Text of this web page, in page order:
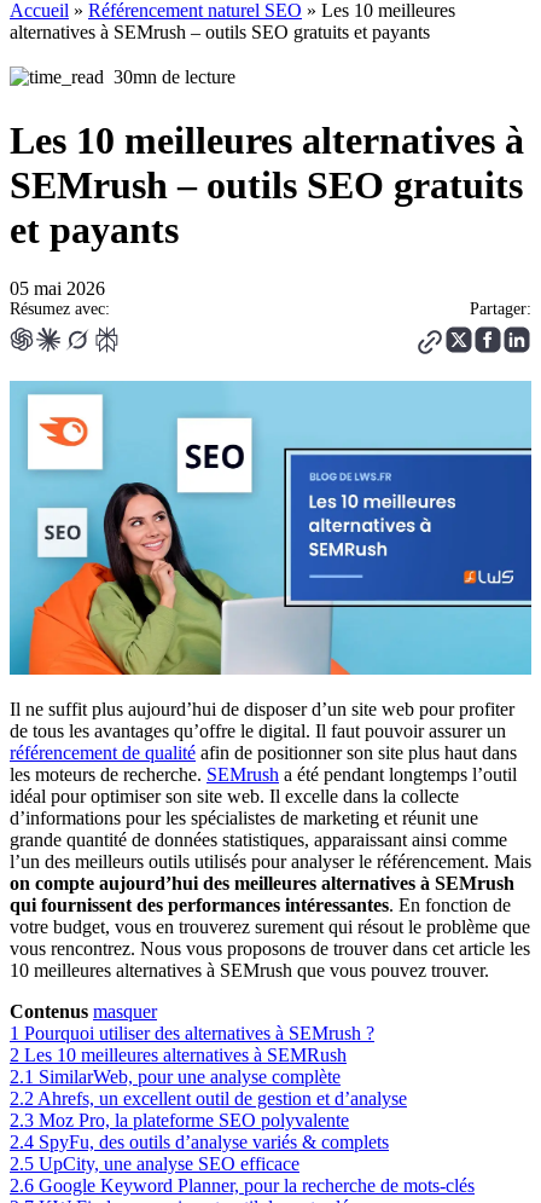
Accueil » Référencement naturel SEO » Les 10 meilleures
alternatives à SEMrush – outils SEO gratuits et payants
30mn de lecture
Les 10 meilleures alternatives à
SEMrush – outils SEO gratuits
et payants
05 mai 2026
Résumez avec: Partager:
Il ne suffit plus aujourd’hui de disposer d’un site web pour profiter
de tous les avantages qu’offre le digital. Il faut pouvoir assurer un
référencement de qualité afin de positionner son site plus haut dans
les moteurs de recherche. SEMrush a été pendant longtemps l’outil
idéal pour optimiser son site web. Il excelle dans la collecte
d’informations pour les spécialistes de marketing et réunit une
grande quantité de données statistiques, apparaissant ainsi comme
l’un des meilleurs outils utilisés pour analyser le référencement. Mais
on compte aujourd’hui des meilleures alternatives à SEMrush
qui fournissent des performances intéressantes. En fonction de
votre budget, vous en trouverez surement qui résout le problème que
vous rencontrez. Nous vous proposons de trouver dans cet article les
10 meilleures alternatives à SEMrush que vous pouvez trouver.
Contenus masquer
1 Pourquoi utiliser des alternatives à SEMrush ?
2 Les 10 meilleures alternatives à SEMRush
2.1 SimilarWeb, pour une analyse complète
2.2 Ahrefs, un excellent outil de gestion et d’analyse
2.3 Moz Pro, la plateforme SEO polyvalente
2.4 SpyFu, des outils d’analyse variés & complets
2.5 UpCity, une analyse SEO efficace
2.6 Google Keyword Planner, pour la recherche de mots-clés